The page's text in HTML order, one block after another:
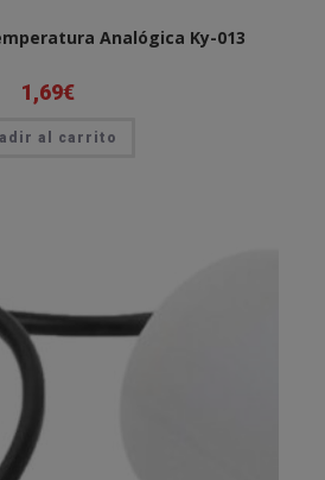
Analógica Ky-013
1,69€
al carrito